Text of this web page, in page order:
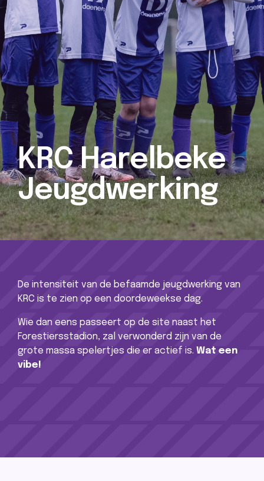
KRC Harelbeke
Jeugdwerking
De intensiteit van de befaamde jeugdwerking van
KRC is te zien op een doordeweekse dag.
Wie dan eens passeert op de site naast het
Forestiersstadion, zal verwonderd zijn van de
grote massa spelertjes die er actief is. Wat een
vibe!